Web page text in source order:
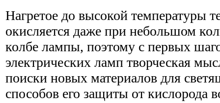
Нагретое до высокой температуры
окисляется даже при небольшом
колбе лампы, поэтому с первых
электрических ламп творческая
поиски новых материалов для
способов его защиты от кислорода